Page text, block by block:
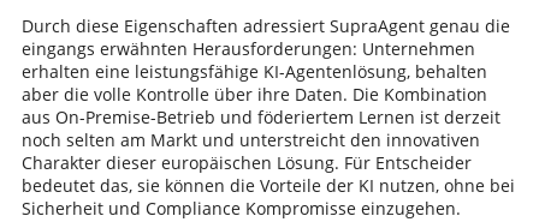
Durch diese Eigenschaften adressiert SupraAgent genau die
eingangs erwähnten Herausforderungen: Unternehmen
erhalten eine leistungsfähige KI-Agentenlösung, behalten
aber die volle Kontrolle über ihre Daten. Die Kombination
aus On-Premise-Betrieb und föderiertem Lernen ist derzeit
noch selten am Markt und unterstreicht den innovativen
Charakter dieser europäischen Lösung. Für Entscheider
bedeutet das, sie können die Vorteile der KI nutzen, ohne bei
Sicherheit und Compliance Kompromisse einzugehen.